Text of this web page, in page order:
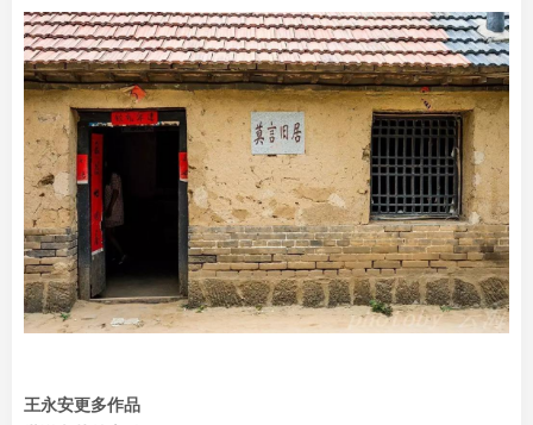
王永安更多作品